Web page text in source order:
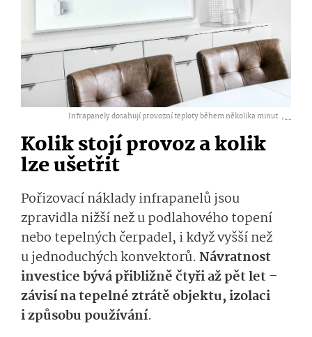
Infrapanely dosahují provozní teploty během několika minut. ,...
Kolik stojí provoz a kolik
lze ušetřit
Pořizovací náklady infrapanelů jsou
zpravidla nižší než u podlahového topení
nebo tepelných čerpadel, i když vyšší než
u jednoduchých konvektorů. Návratnost
investice bývá přibližně čtyři až pět let –
závisí na tepelné ztrátě objektu, izolaci
i způsobu používání.